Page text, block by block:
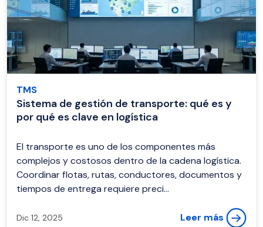
TMS
Sistema de gestión de transporte: qué es y
por qué es clave en logística
El transporte es uno de los componentes más
complejos y costosos dentro de la cadena logística.
Coordinar flotas, rutas, conductores, documentos y
tiempos de entrega requiere preci...
Dic 12, 2025 Leer más